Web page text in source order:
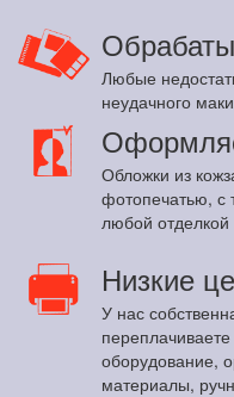
Любые
неудачного
Обложки из
фотопечатью, с
любой отделкой
Низкие
У нас
оборудование,
материалы,